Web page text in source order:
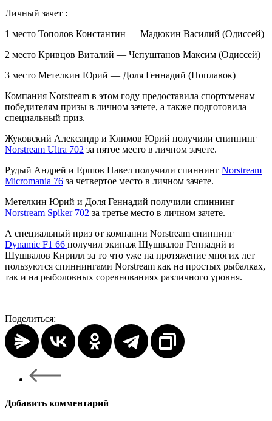
Личный зачет :
1 место Тополов Константин — Мадюкин Василий (Одиссей)
2 место Кривцов Виталий — Чепуштанов Максим (Одиссей)
3 место Метелкин Юрий — Доля Геннадий (Поплавок)
Компания Norstream в этом году предоставила спортсменам
победителям призы в личном зачете, а также подготовила
специальный приз.
Жуковский Александр и Климов Юрий получили спиннинг
Norstream Ultra 702 за пятое место в личном зачете.
Рудый Андрей и Ершов Павел получили спиннинг Norstream
Micromania 76 за четвертое место в личном зачете.
Метелкин Юрий и Доля Геннадий получили спиннинг
Norstream Spiker702 за третье место в личном зачете.
А специальный приз от компании Norstream спиннинг
Dynamic F1 66 получил экипаж Шушвалов Геннадий и
Шушвалов Кирилл за то что уже на протяжение многих лет
пользуются спиннингами Norstream как на простых рыбалках,
так и на рыболовных соревнованиях различного уровня.
Поделиться:
Добавить комментарий